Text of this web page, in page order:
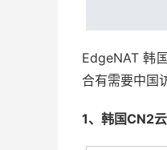
EdgeNAT 韩
合有需要中国
1、韩国CN2